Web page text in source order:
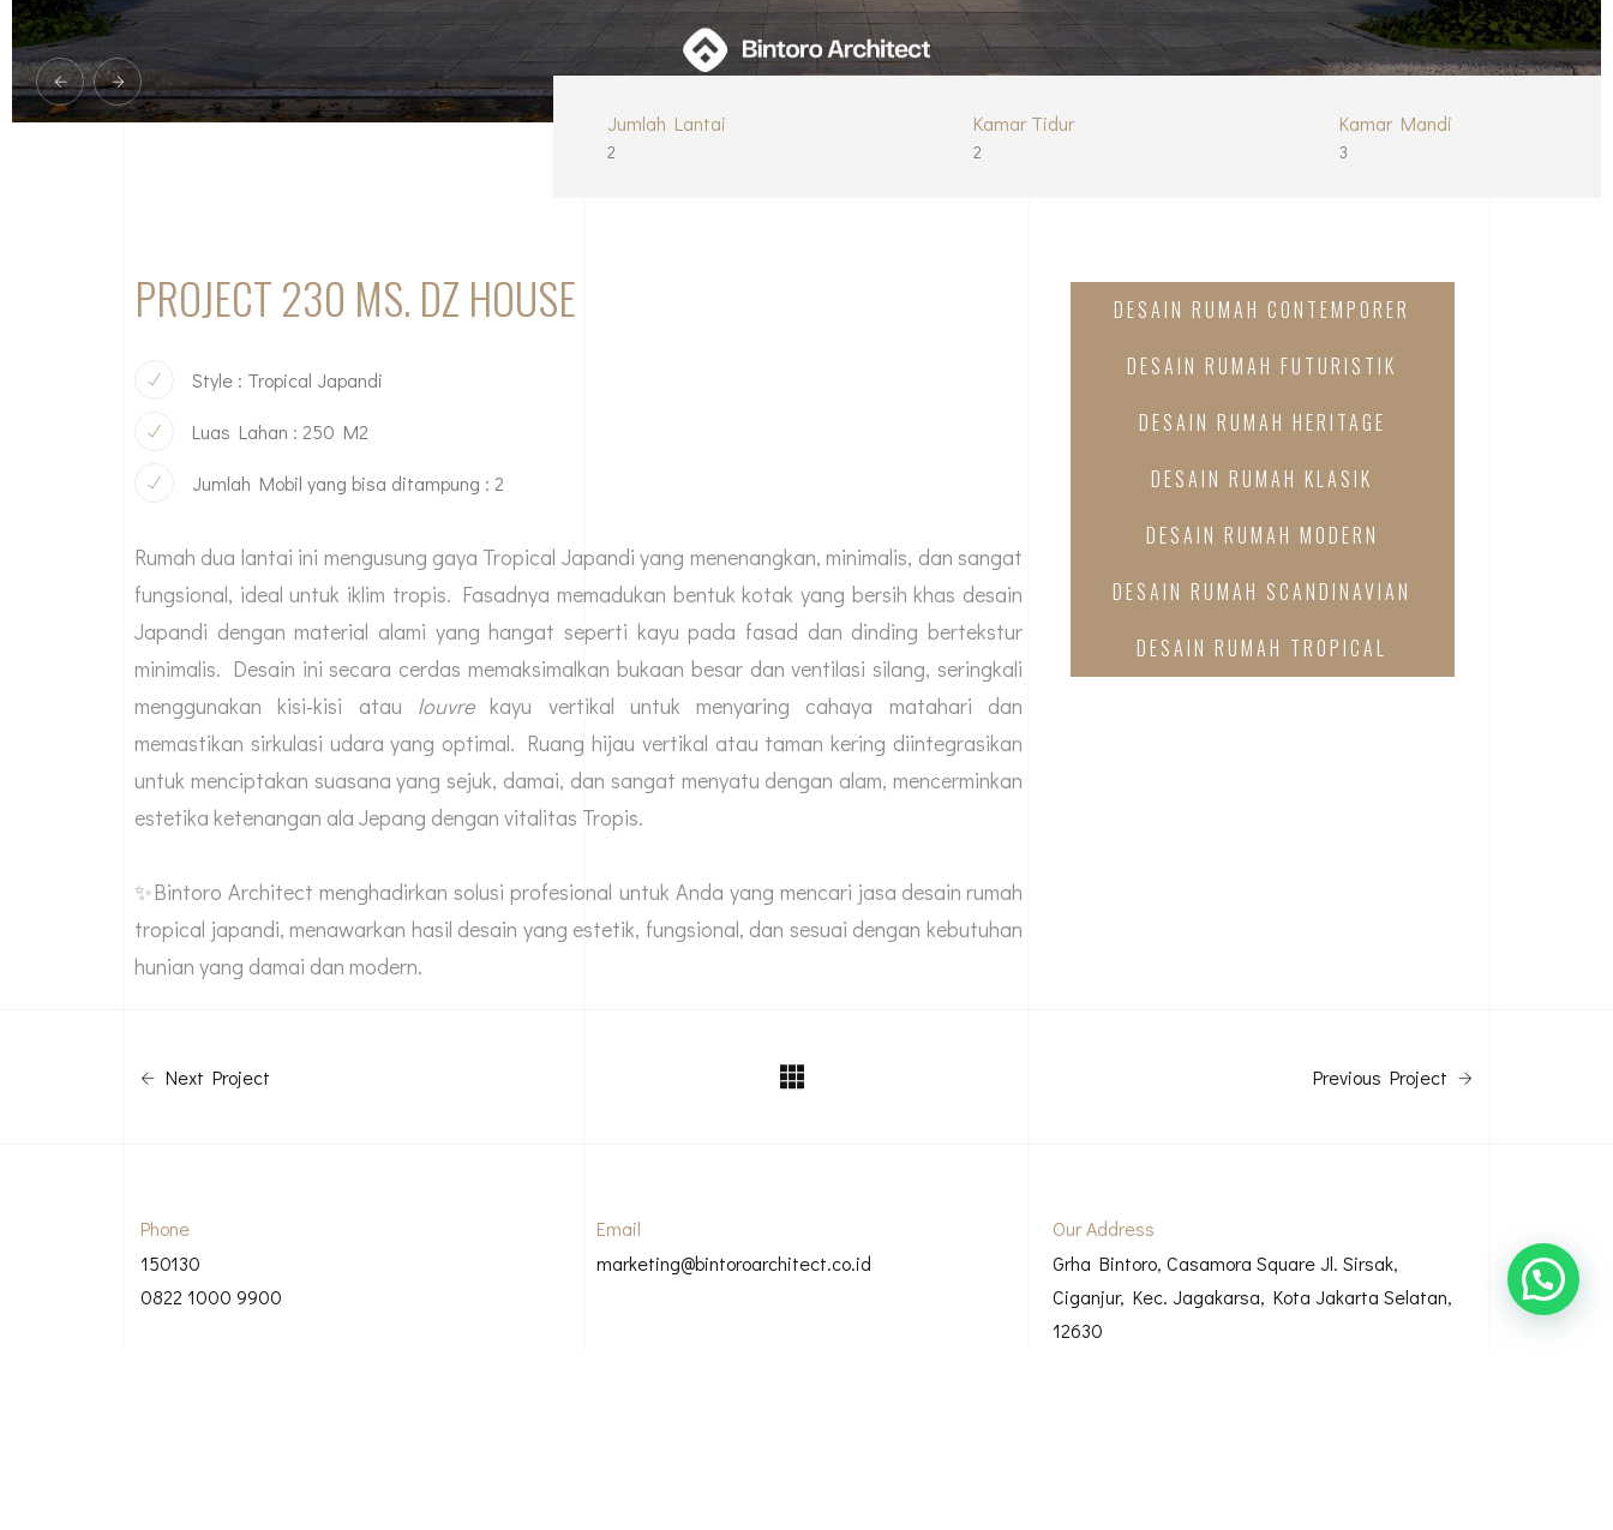
Jumlah Lantai
2
Kamar Tidur
2
Kamar Mandi
3
PROJECT 230 MS. DZ HOUSE
Style : Tropical Japandi
Luas Lahan : 250 M2
Jumlah Mobil yang bisa ditampung : 2
Rumah dua lantai ini mengusung gaya Tropical Japandi yang menenangkan, minimalis, dan sangat
fungsional, ideal untuk iklim tropis. Fasadnya memadukan bentuk kotak yang bersih khas desain
Japandi dengan material alami yang hangat seperti kayu pada fasad dan dinding bertekstur
minimalis. Desain ini secara cerdas memaksimalkan bukaan besar dan ventilasi silang, seringkali
menggunakan kisi-kisi atau louvrekayu vertikal untuk menyaring cahaya matahari dan
memastikan sirkulasi udara yang optimal. Ruang hijau vertikal atau taman kering diintegrasikan
untuk menciptakan suasana yang sejuk, damai, dan sangat menyatu dengan alam, mencerminkan
estetika ketenangan ala Jepang dengan vitalitas Tropis.
✨Bintoro Architect menghadirkan solusi profesional untuk Anda yang mencari jasa desain rumah
tropical japandi, menawarkan hasil desain yang estetik, fungsional, dan sesuai dengan kebutuhan
hunian yang damai dan modern.
DESAIN RUMAH CONTEMPORER
DESAIN RUMAH FUTURISTIK
DESAIN RUMAH HERITAGE
DESAIN RUMAH KLASIK
DESAIN RUMAH MODERN
DESAIN RUMAH SCANDINAVIAN
DESAIN RUMAH TROPICAL
Next Project Previous Project
Phone
150130
0822 1000 9900
Email
marketing@bintoroarchitect.co.id
Our Address
Grha Bintoro, Casamora Square Jl. Sirsak,
Ciganjur, Kec. Jagakarsa, Kota Jakarta Selatan,
12630